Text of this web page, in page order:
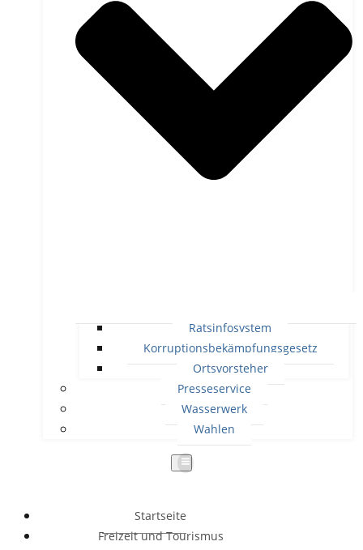
Ratsinfosystem
Korruptionsbekämpfungsgesetz
Ortsvorsteher
Presseservice
Wasserwerk
Wahlen
Startseite
Freizeit und Tourismus